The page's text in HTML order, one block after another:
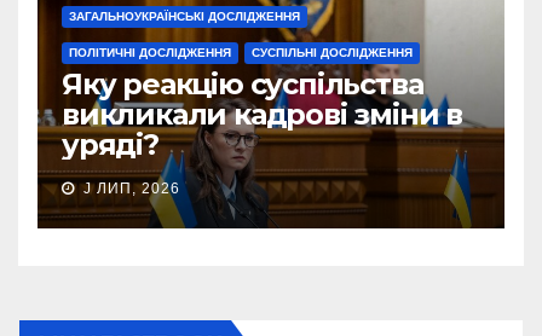
ЗАГАЛЬНОУКРАЇНСЬКІ ДОСЛІДЖЕННЯ
ПОЛІТИЧНІ ДОСЛІДЖЕННЯ СУСПІЛЬНІ ДОСЛІДЖЕННЯ
Яку реакцію суспільства
викликали кадрові зміни в
уряді?
J ЛИП, 2026